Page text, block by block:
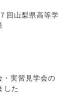
回山梨県高等学
・実習見学会の
した